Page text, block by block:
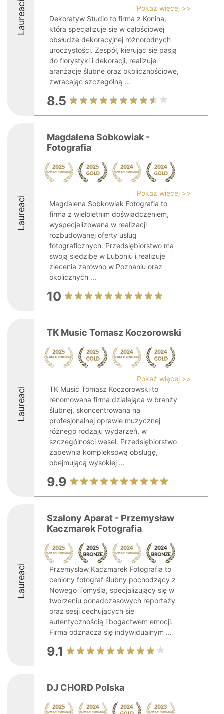
Laureaci
Pokaż więcej >>
Dekoratyw Studio to firma z Konina,
która specjalizuje się w całościowej
obsłudze dekoracyjnej różnorodnych
uroczystości. Zespół, kierując się pasją
do florystyki i dekoracji, realizuje
aranżacje ślubne oraz okolicznościowe,
zwracając szczególną ...
8.5
Laureaci
Magdalena Sobkowiak -
Fotografia
Pokaż więcej >>
Magdalena Sobkowiak Fotografia to
firma z wieloletnim doświadczeniem,
wyspecjalizowana w realizacji
rozbudowanej oferty usług
fotograficznych. Przedsiębiorstwo ma
swoją siedzibę w Luboniu i realizuje
zlecenia zarówno w Poznaniu oraz
okolicznych ...
10
Laureaci
TK Music Tomasz Koczorowski
Pokaż więcej >>
TK Music Tomasz Koczorowski to
renomowana firma działająca w branży
ślubnej, skoncentrowana na
profesjonalnej oprawie muzycznej
różnego rodzaju wydarzeń, w
szczególności wesel. Przedsiębiorstwo
zapewnia kompleksową obsługę,
obejmującą wysokiej ...
9.9
Laureaci
Szalony Aparat - Przemysław
Kaczmarek Fotografia
Przemysław Kaczmarek Fotografia to
ceniony fotograf ślubny pochodzący z
Nowego Tomyśla, specjalizujący się w
tworzeniu ponadczasowych reportaży
oraz sesji cechujących się
autentycznością i bogactwem emocji.
Firma odznacza się indywidualnym ...
9.1
DJ CHORD Polska